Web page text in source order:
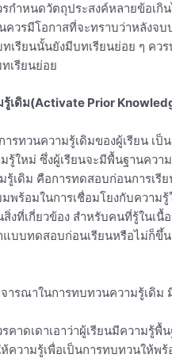
กำหนดวัตถุประสงค์หลายข้อเกิ
ควรมีโอกาสที่จะทราบว่าหลังจ
เรียนนั้นยังมีบทเรียนย่อย ๆ คว
เรียนย่อย
รู้เดิม(Activate Prior
รทวนความรู้เดิมของผู้เรียน เป็
รู้ใหม่ ซึ่งผู้เรียนจะมีพื้นฐานคว
รู้เดิม คือการทดสอบก่อนการเรี
มพร้อมในการเชื่อมโยงกับความ
งที่เกี่ยวข้อง สำหรับคนที่รู้ในเ
แบบทดสอบก่อนเรียนหรือไม่ก็ขึ้
ารณาในการทบทวนความรู้เดิม
คาดเดาเอาว่าผู้เรียนมีความรู้
ความรู้เพื่อเป็นการทบทวนให้พ